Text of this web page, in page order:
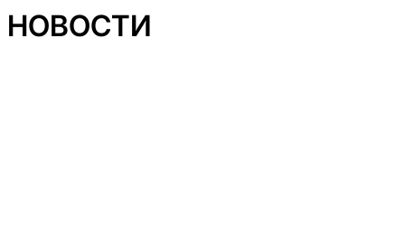
НОВОСТИ